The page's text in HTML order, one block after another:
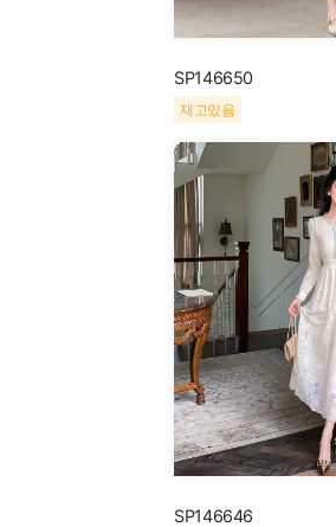
SP146650
재고있음
SP146646